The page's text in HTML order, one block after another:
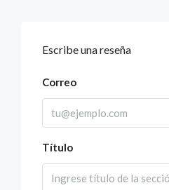
Escribe una reseña
Correo
Título